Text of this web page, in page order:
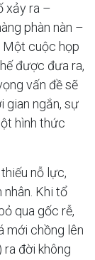
xảy ra –
phàn nàn –
Một cuộc họp
được đưa ra,
vấn đề sẽ
gian ngắn, sự
hình thức
nỗ lực,
nhân. Khi tổ
qua gốc rễ,
mới chồng lên
ra đời không